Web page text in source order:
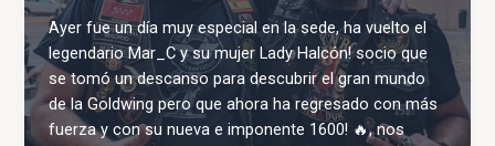
…
Ayer fue un día muy especial en la sede, ha vuelto el
legendario Mar_C y su mujer Lady Halcón! socio que
se tomó un descanso para descubrir el gran mundo
de la Goldwing pero que ahora ha regresado con más
fuerza y con su nueva e imponente 1600! 🔥, nos